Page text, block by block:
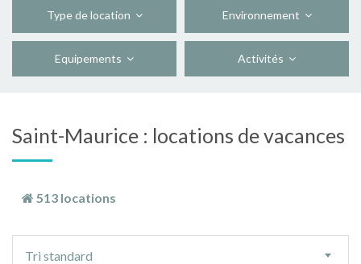
Type de location Environnement
Equipements Activités
Saint-Maurice : locations de vacances
513 locations
Tri standard